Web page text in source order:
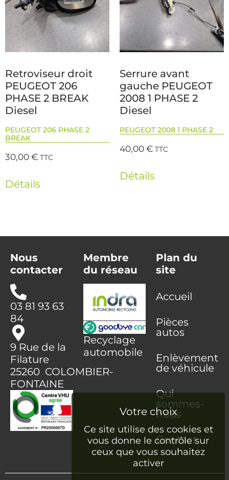
Retroviseur droit
PEUGEOT 206
PHASE 2 BREAK
Diesel
PEUGEOT 206 PHASE 2
BREAK
30,00€ TTC
Détails
Serrure avant
gauche PEUGEOT
2008 1 PHASE 2
Diesel
PEUGEOT 2008 1 PHASE 2
40,00€ TTC
Détails
Nous
contacter
03 81 93 63
84
9 Rue de la
Filature
25260 COLOMBIER-
FONTAINE
Membre
du réseau
Recyclage
automobile
Plan du
site
Accueil
Pièces
autos
Enlèvement
de véhicule
Qui
sommes-
nous
Contact
Ce site utilise des cookies et
vous donne le contrôle sur
ceux que vous souhaitez
activer